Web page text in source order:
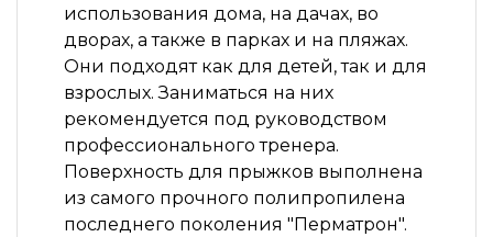
использования дома, на дачах, во
дворах, а также в парках и на пляжах.
Они подходят как для детей, так и для
взрослых. Заниматься на них
рекомендуется под руководством
профессионального тренера.
Поверхность для прыжков выполнена
из самого прочного полипропилена
последнего поколения "Перматрон".